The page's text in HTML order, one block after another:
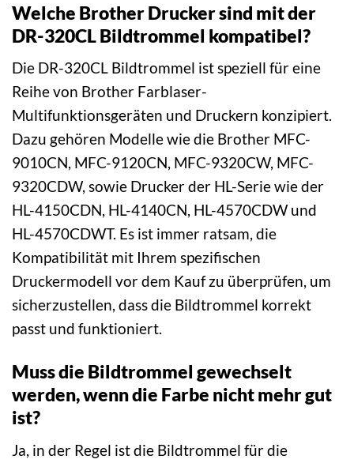
Welche Brother Drucker sind mit der
DR-320CL Bildtrommel kompatibel?
Die DR-320CL Bildtrommel ist speziell für eine
Reihe von Brother Farblaser-
Multifunktionsgeräten und Druckern konzipiert.
Dazu gehören Modelle wie die Brother MFC-
9010CN, MFC-9120CN, MFC-9320CW, MFC-
9320CDW, sowie Drucker der HL-Serie wie der
HL-4150CDN, HL-4140CN, HL-4570CDW und
HL-4570CDWT. Es ist immer ratsam, die
Kompatibilität mit Ihrem spezifischen
Druckermodell vor dem Kauf zu überprüfen, um
sicherzustellen, dass die Bildtrommel korrekt
passt und funktioniert.
Muss die Bildtrommel gewechselt
werden, wenn die Farbe nicht mehr gut
ist?
Ja, in der Regel ist die Bildtrommel für die